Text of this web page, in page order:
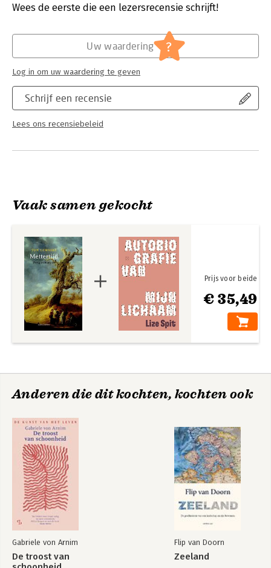
Verschijningsdatum:
6-11-2014
Literatuur en romans
Wees de eerste die een lezersrecensie schrijft!
Schrijf een recensie
Lees ons recensiebeleid
Uw waardering ?
Log in om uw waardering te geven
Vaak samen gekocht
€ 35,49
Prijs voor beide
Anderen die dit kochten, kochten ook
Gabriele von Arnim
De troost van
Flip van Doorn
Zeeland